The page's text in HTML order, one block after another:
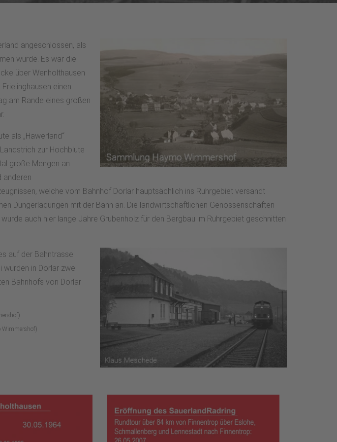
angeschlossen, als
wurde. Es war die
über Wenholthausen
einen
am Rande eines großen
als „Hawerland“
zur Hochblüte
große Mengen an
anderen
welche vom Bahnhof Dorlar hauptsächlich ins Ruhrgebiet versandt
Düngerladungen mit der Bahn an. Die landwirtschaftlichen Genossenschaften
auch hier lange Jahre Grubenholz für den Bergbau im Ruhrgebiet geschnitten
auf der Bahntrasse
wurden in Dorlar zwei
Bahnhofs von Dorlar
Wimmershof)